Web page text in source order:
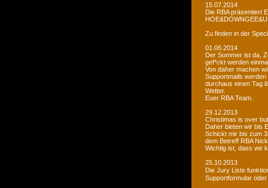
15.07.2014
Die RBA präsentiert
Zu finden in der
01.06.2014
Der Sommer ist da,
gef*ckt werden
Von daher machen
Supportmails
durchaus einen Tag
Wetter.
Euer RBA Team.
29.12.2013
Christimas is over
Daher bieten wir bis
Schickt mir bis zum
dem Betreff RBA
Wichtig ist, dass wir
25.10.2013
Die Jury Liste
Supportformular